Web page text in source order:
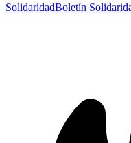
SolidaridadBoletín